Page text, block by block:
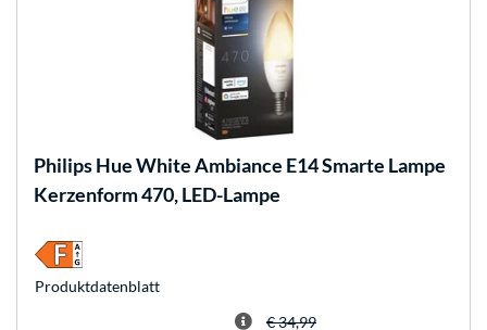
Philips HueWhite Ambiance E14 Smarte Lampe
Kerzenform 470, LED-Lampe
€ 34,99
Produkt­datenblatt